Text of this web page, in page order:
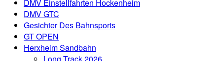
DMV Einstellfahrten Hockenheim
DMV GTC
Gesichter Des Bahnsports
GT OPEN
Herxheim Sandbahn